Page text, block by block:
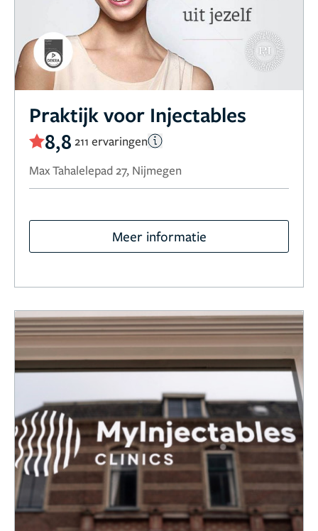
Praktijk voor Injectables
8,8 211 ervaringen
Max Tahalelepad 27, Nijmegen
Meer informatie